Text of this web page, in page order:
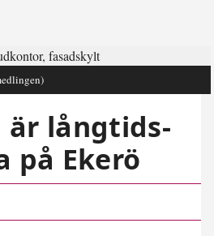
är långtids­
på Ekerö